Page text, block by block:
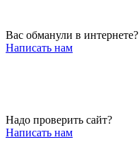
Вас обманули в интернете?
Написать нам
Надо проверить сайт?
Написать нам